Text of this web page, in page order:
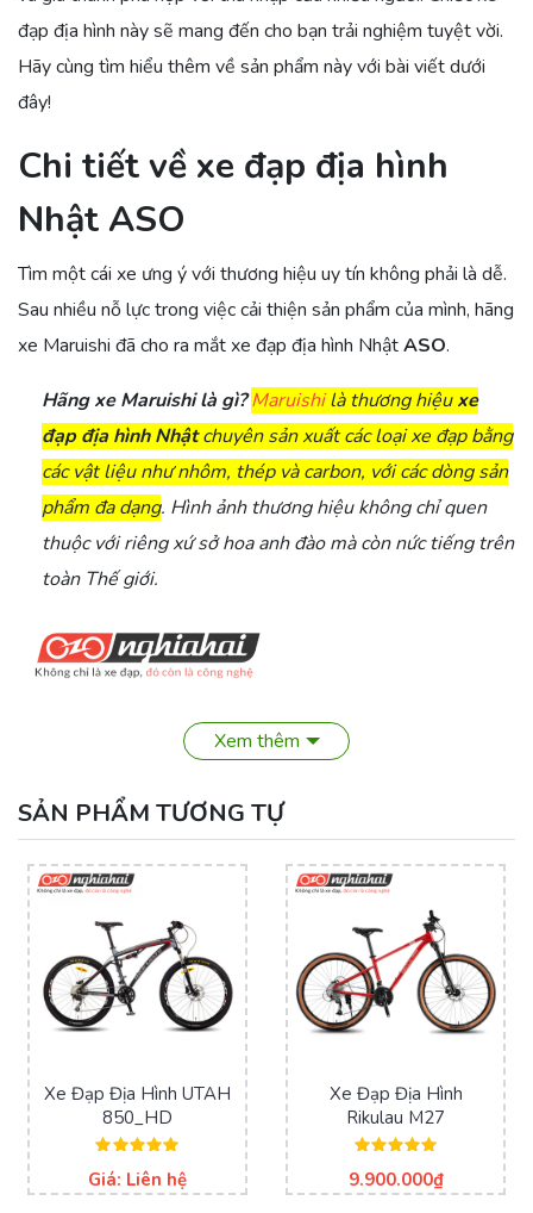
đạp địa hình này sẽ mang đến cho bạn trải nghiệm tuyệt vời.
Hãy cùng tìm hiểu thêm về sản phẩm này với bài viết dưới
đây!
Chi tiết về xe đạp địa hình
Nhật ASO
Tìm một cái xe ưng ý với thương hiệu uy tín không phải là dễ.
Sau nhiều nỗ lực trong việc cải thiện sản phẩm của mình, hãng
xe Maruishi đã cho ra mắt xe đạp địa hình NhậtASO.
Hãng xe Maruishi là gì?Maruishilà thương hiệuxe
đạp địa hình Nhậtchuyên sản xuất các loại xe đạp bằng
các vật liệu như nhôm, thép và carbon, với các dòng sản
phẩm đa dạng. Hình ảnh thương hiệu không chỉ quen
thuộc với riêng xứ sở hoa anh đào mà còn nức tiếng trên
toàn Thế giới.
Chi tiết về xe đạp địa hình Nhật ASO
Xem thêm
SẢN PHẨM TƯƠNG TỰ
Xe Đạp Địa Hình UTAH
850_HD
hạng
5.00
Giá: Liên hệ
Xe Đạp Địa Hình
Rikulau M27
hạng
5.00
9.900.000₫